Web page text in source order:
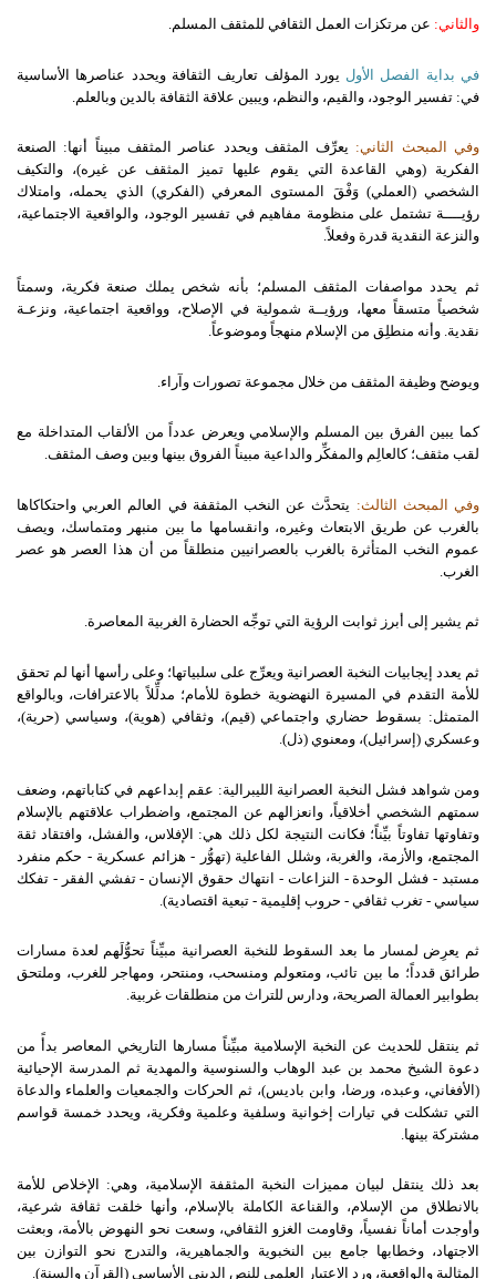
والثاني: عن مرتكزات العمل الثقافي للمثقف المسلم.
في بداية الفصل الأول يورد المؤلف تعاريف الثقافة ويحدد عناصرها الأساسية
في: تفسير الوجود، والقيم، والنظم، ويبين علاقة الثقافة بالدين وبالعلم.
وفي المبحث الثاني: يعرِّف المثقف ويحدد عناصر المثقف مبيناً أنها: الصنعة
الفكرية (وهي القاعدة التي يقوم عليها تميز المثقف عن غيره)، والتكيف
الشخصي (العملي) وَفْقَ المستوى المعرفي (الفكري) الذي يحمله، وامتلاك
رؤيــــة تشتمل على منظومة مفاهيم في تفسير الوجود، والواقعية الاجتماعية،
والنزعة النقدية قدرة وفعلاً.
ثم يحدد مواصفات المثقف المسلم؛ بأنه شخص يملك صنعة فكرية، وسمتاً
شخصياً متسقاً معها، ورؤيــة شمولية في الإصلاح، وواقعية اجتماعية، ونزعـة
نقدية. وأنه منطلِق من الإسلام منهجاً وموضوعاً.
ويوضح وظيفة المثقف من خلال مجموعة تصورات وآراء.
كما يبين الفرق بين المسلم والإسلامي ويعرض عدداً من الألقاب المتداخلة مع
لقب مثقف؛ كالعالِم والمفكِّر والداعية مبيناً الفروق بينها وبين وصف المثقف.
وفي المبحث الثالث: يتحدَّث عن النخب المثقفة في العالم العربي واحتكاكاها
بالغرب عن طريق الابتعاث وغيره، وانقسامها ما بين منبهر ومتماسك، ويصف
عموم النخب المتأثرة بالغرب بالعصرانيين منطلقاً من أن هذا العصر هو عصر
الغرب.
ثم يشير إلى أبرز ثوابت الرؤية التي توجِّه الحضارة الغربية المعاصرة.
ثم يعدد إيجابيات النخبة العصرانية ويعرِّج على سلبياتها؛ وعلى رأسها أنها لم تحقق
للأمة التقدم في المسيرة النهضوية خطوة للأمام؛ مدلِّلاً بالاعترافات، وبالواقع
المتمثل: بسقوط حضاري واجتماعي (قيم)، وثقافي (هوية)، وسياسي (حرية)،
وعسكري (إسرائيل)، ومعنوي (ذل).
ومن شواهد فشل النخبة العصرانية الليبرالية: عقم إبداعهم في كتاباتهم، وضعف
سمتهم الشخصي أخلاقياً، وانعزالهم عن المجتمع، واضطراب علاقتهم بالإسلام
وتفاوتها تفاوتاً بيِّناً؛ فكانت النتيجة لكل ذلك هي: الإفلاس، والفشل، وافتقاد ثقة
المجتمع، والأزمة، والغربة، وشلل الفاعلية (تهوُّر - هزائم عسكرية - حكم منفرد
مستبد - فشل الوحدة - النزاعات - انتهاك حقوق الإنسان - تفشي الفقر - تفكك
سياسي - تغرب ثقافي - حروب إقليمية - تبعية اقتصادية).
ثم يعرِض لمسار ما بعد السقوط للنخبة العصرانية مبيِّناً تحوُّلَهم لعدة مسارات
طرائق قدداً؛ ما بين تائب، ومتعولم ومنسحب، ومنتحر، ومهاجر للغرب، وملتحق
بطوابير العمالة الصريحة، ودارس للتراث من منطلقات غربية.
ثم ينتقل للحديث عن النخبة الإسلامية مبيِّناً مسارها التاريخي المعاصر بدأً من
دعوة الشيخ محمد بن عبد الوهاب والسنوسية والمهدية ثم المدرسة الإحيائية
(الأفغاني، وعبده، ورضا، وابن باديس)، ثم الحركات والجمعيات والعلماء والدعاة
التي تشكلت في تيارات إخوانية وسلفية وعلمية وفكرية، ويحدد خمسة قواسم
مشتركة بينها.
بعد ذلك ينتقل لبيان مميزات النخبة المثقفة الإسلامية، وهي: الإخلاص للأمة
بالانطلاق من الإسلام، والقناعة الكاملة بالإسلام، وأنها خلقت ثقافة شرعية،
وأوجدت أماناً نفسياً، وقاومت الغزو الثقافي، وسعت نحو النهوض بالأمة، وبعثت
الاجتهاد، وخطابها جامع بين النخبوية والجماهيرية، والتدرج نحو التوازن بين
المثالية والواقعية، ورد الاعتبار العلمي للنص الديني الأساسي (القرآن والسنة).